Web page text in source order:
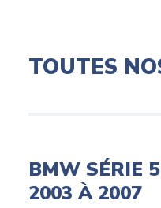
TOUTES
BMW SÉRIE
2003 À 2007